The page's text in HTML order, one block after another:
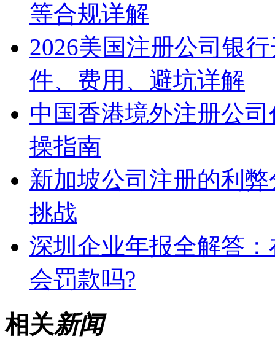
等合规详解
2026美国注册公司银
件、费用、避坑详解
中国香港境外注册公
操指南
新加坡公司注册的利
挑战
深圳企业年报全解答
会罚款吗?
相关新闻